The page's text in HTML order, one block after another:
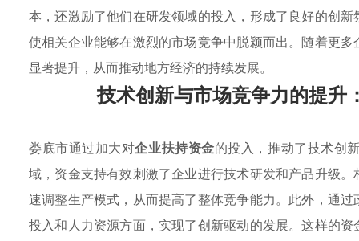
本，还激励了他们在研发领域的投入，形成了良好的创
使相关企业能够在激烈的市场竞争中脱颖而出。随着更
显著提升，从而推动地方经济的持续发展。
技术创新与市场竞争力的提升
娄底市通过加大对企业扶持资金的投入，推动了技术创
域，资金支持有效刺激了企业进行技术研发和产品升级
速调整生产模式，从而提高了整体竞争能力。此外，通
投入和人力资源方面，实现了创新驱动的发展。这样的